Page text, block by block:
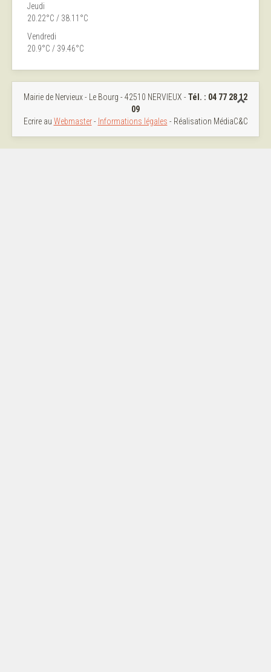
Jeudi
20.22°C / 38.11°C
Vendredi
20.9°C / 39.46°C
Mairie de Nervieux - Le Bourg - 42510 NERVIEUX -Tél. : 04 77 28 12
09
Ecrire au Webmaster- Informations légales - Réalisation MédiaC&C